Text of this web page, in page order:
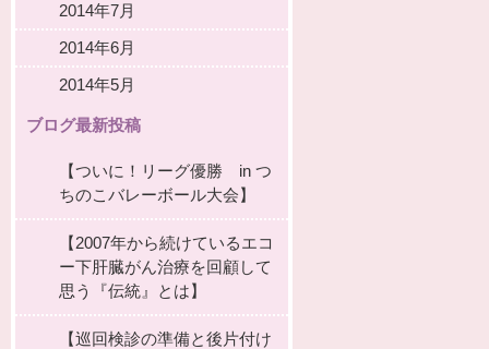
2014年7月
2014年6月
2014年5月
ブログ最新投稿
【ついに！リーグ優勝 in つ
ちのこバレーボール大会】
【2007年から続けているエコ
ー下肝臓がん治療を回顧して
思う『伝統』とは】
【巡回検診の準備と後片付け